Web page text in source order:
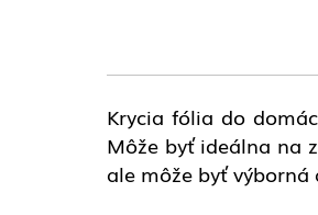
Krycia fólia do
Môže byť ideálna na
ale môže byť